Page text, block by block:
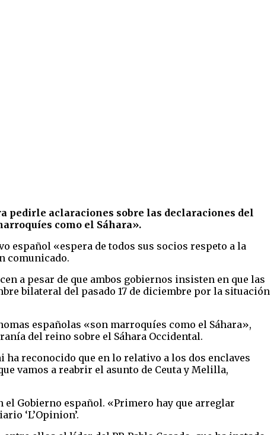
pedirle aclaraciones sobre las declaraciones del
como el Sáhara».
español «espera de todos sus socios respeto a la
comunicado.
a pesar de que ambos gobiernos insisten en que las
bilateral del pasado 17 de diciembre por la situación
españolas «son marroquíes como el Sáhara»,
del reino sobre el Sáhara Occidental.
ha reconocido que en lo relativo a los dos enclaves
vamos a reabrir el asunto de Ceuta y Melilla,
Gobierno español. «Primero hay que arreglar
‘L’Opinion’.